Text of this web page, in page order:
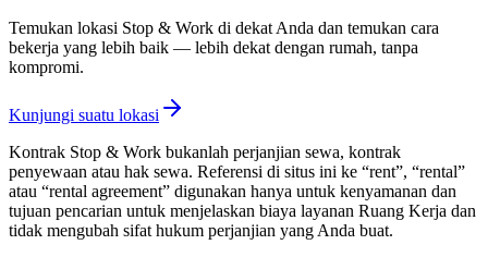
Temukan lokasi Stop & Work di dekat Anda dan temukan cara
bekerja yang lebih baik — lebih dekat dengan rumah, tanpa
kompromi.
Kunjungi suatu lokasi
Kontrak Stop & Work bukanlah perjanjian sewa, kontrak
penyewaan atau hak sewa. Referensi di situs ini ke “rent”, “rental”
atau “rental agreement” digunakan hanya untuk kenyamanan dan
tujuan pencarian untuk menjelaskan biaya layanan Ruang Kerja dan
tidak mengubah sifat hukum perjanjian yang Anda buat.